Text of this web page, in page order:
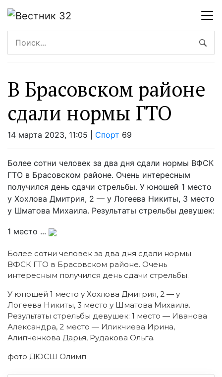
В Брасовском районе
сдали нормы ГТО
14 марта 2023, 11:05 | Спорт 69
Более сотни человек за два дня сдали нормы ВФСК
ГТО в Брасовском районе. Очень интересным
получился день сдачи стрельбы. У юношей 1 место
у Хохлова Дмитрия, 2 — у Логеева Никиты, 3 место
у Шматова Михаила. Результаты стрельбы девушек:
1 место ...
Более сотни человек за два дня сдали нормы
ВФСК ГТО в Брасовском районе. Очень
интересным получился день сдачи стрельбы.
У юношей 1 место у Хохлова Дмитрия, 2 — у
Логеева Никиты, 3 место у Шматова Михаила.
Результаты стрельбы девушек: 1 место — Иванова
Александра, 2 место — Иликчиева Ирина,
Алипченкова Дарья, Рудакова Ольга.
фото ДЮСШ Олимп